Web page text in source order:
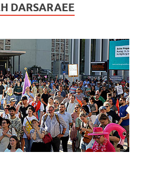
DARSARAEE